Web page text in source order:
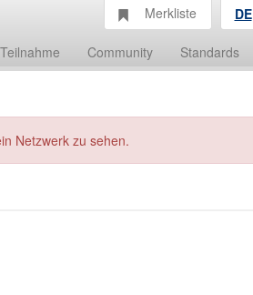
Teilnahme Community Standards
Merkliste DE
Netzwerk zu sehen.